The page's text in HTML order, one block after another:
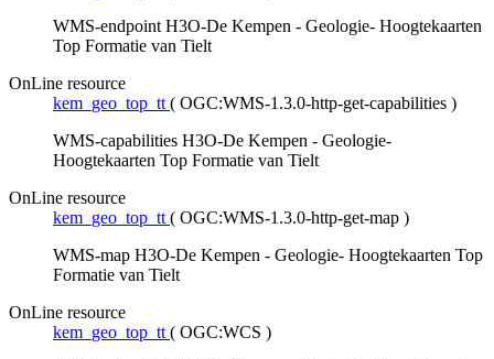
WMS-endpoint H3O-De Kempen - Geologie- Hoogtekaarten
Top Formatie van Tielt
OnLine resource
kem_geo_top_tt ( OGC:WMS-1.3.0-http-get-capabilities )
WMS-capabilities H3O-De Kempen - Geologie-
Hoogtekaarten Top Formatie van Tielt
OnLine resource
kem_geo_top_tt ( OGC:WMS-1.3.0-http-get-map )
WMS-map H3O-De Kempen - Geologie- Hoogtekaarten Top
Formatie van Tielt
OnLine resource
kem_geo_top_tt ( OGC:WCS )